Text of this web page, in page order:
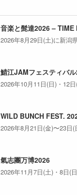
音楽と髭達2026 – TIME
2026年8月29日(土)に新潟
鯖江JAMフェスティバ
2026年10月11日(日)・12
WILD BUNCH FEST.
2026年8月21日(金)〜23日(
氣志團万博2026
2026年11月7日(土)・8日(